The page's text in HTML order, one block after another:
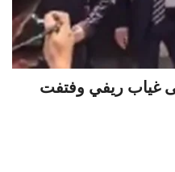
غياب ريفي وفتفت